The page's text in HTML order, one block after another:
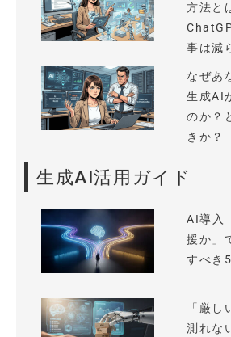
方法と
事は減
なぜあ
生成AI
のか？
きか？
生成AI活用ガイド
AI導入
援か」
すべき
「厳し
測れな